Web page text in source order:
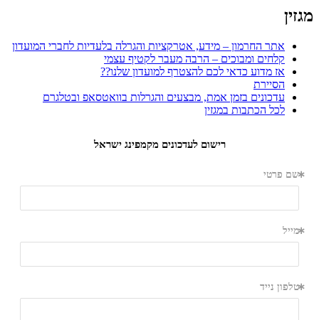
מגזין
אתר החרמון – מידע, אטרקציות והגרלה בלעדיות לחברי המועדון
קלחים ומבוכים – הרבה מעבר לקטיף עצמי
אז מדוע כדאי לכם להצטרף למועדון שלנו??
הסיירת
עדכונים בזמן אמת, מבצעים והגרלות בוואטסאפ ובטלגרם
לכל הכתבות במגזין